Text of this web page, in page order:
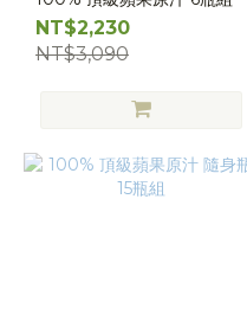
NT$2,230
NT$3,090